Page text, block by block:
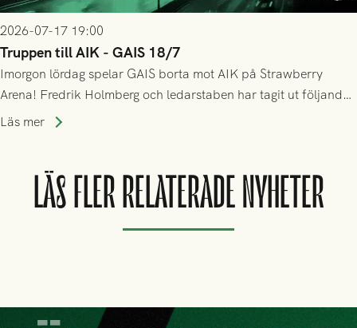
2026-07-17 19:00
Truppen till AIK - GAIS 18/7
Imorgon lördag spelar GAIS borta mot AIK på Strawberry
Arena! Fredrik Holmberg och ledarstaben har tagit ut följande
trupp till matchen:
Läs mer
LÄS FLER RELATERADE NYHETER